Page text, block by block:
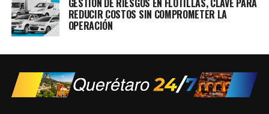
GESTIÓN DE RIESGOS EN FLOTILLAS, CLAVE PARA
REDUCIR COSTOS SIN COMPROMETER LA
OPERACIÓN